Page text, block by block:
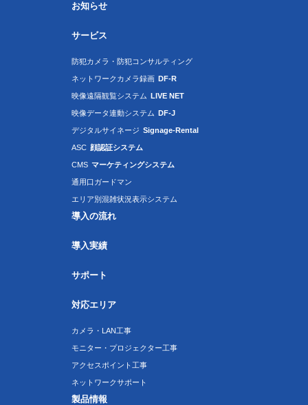
お知らせ
サービス
防犯カメラ・防犯コンサルティング
ネットワークカメラ録画 DF-R
映像遠隔観覧システム LIVE NET
映像データ連動システム DF-J
デジタルサイネージ Signage-Rental
ASC 顔認証システム
CMS マーケティングシステム
通用口ガードマン
エリア別混雑状況表示システム
導入の流れ
導入実績
サポート
対応エリア
カメラ・LAN工事
モニター・プロジェクター工事
アクセスポイント工事
ネットワークサポート
製品情報